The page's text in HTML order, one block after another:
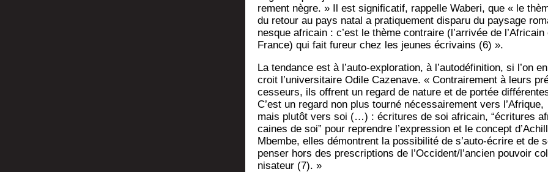
re­ment nègre. » Il est signi­fi­ca­tif, rap­pelle Wabe­ri, que « le
du retour au pays natal a pra­ti­que­ment dis­pa­ru du pay­sage
nesque afri­cain : c’est le thème contraire (l’arrivée de l’Africain
France) qui fait fureur chez les jeunes écri­vains (6) ».
La ten­dance est à l’auto-exploration, à l’autodéfinition, si l’on en
croit l’universitaire Odile Caze­nave. « Contrai­re­ment à leurs
ces­seurs, ils offrent un regard de nature et de por­tée
C’est un regard non plus tour­né néces­sai­re­ment vers l’Afrique,
mais plu­tôt vers soi (…) : écri­tures de soi afri­cain, “écri­tures
caines de soi” pour reprendre l’expression et le concept
Mbembe, elles démontrent la pos­si­bi­li­té de s’auto-écrire et de
pen­ser hors des pres­crip­tions de l’Occident/l’ancien pou­voir
ni­sa­teur (7). »